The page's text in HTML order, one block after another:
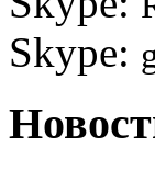
Skype: